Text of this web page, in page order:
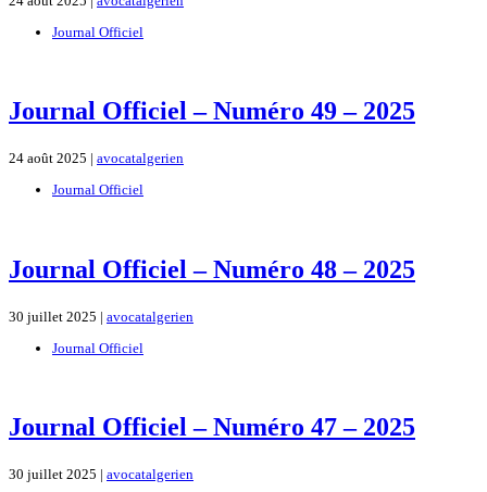
Journal Officiel
Journal Officiel – Numéro 49 – 2025
24 août 2025 | avocatalgerien
Journal Officiel
Journal Officiel – Numéro 48 – 2025
30 juillet 2025 | avocatalgerien
Journal Officiel
Journal Officiel – Numéro 47 – 2025
30 juillet 2025 | avocatalgerien